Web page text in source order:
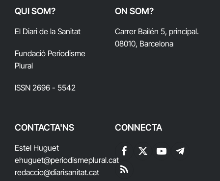
QUI SOM?
El Diari de la Sanitat
Fundació Periodisme
Plural
ISSN 2696 - 5542
ON SOM?
Carrer Bailén 5, principal.
08010, Barcelona
CONTACTA'NS
Estel Huguet
ehuguet@periodismeplural.cat
redaccio@diarisanitat.cat
CONNECTA
Facebook
X
YouTubeTelegram
RSS